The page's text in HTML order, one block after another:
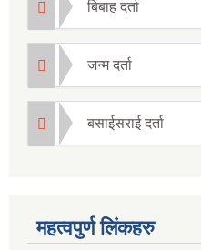
बिबाह दर्ता
जन्म दर्ता
बसाईसराई दर्ता
महत्वपुर्ण लिंकहरु